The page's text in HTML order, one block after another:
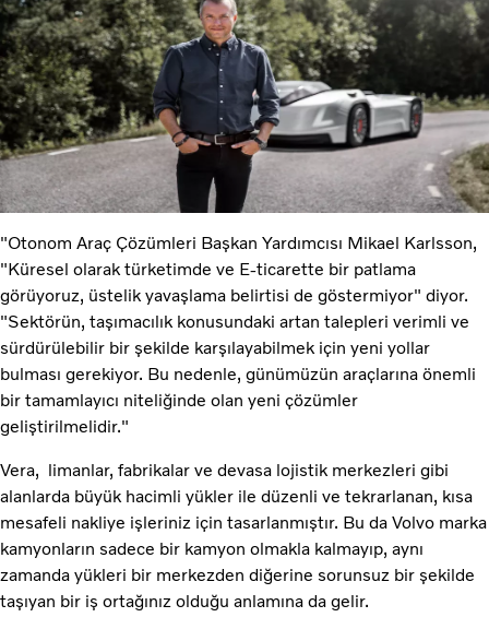
"Otonom Araç Çözümleri Başkan Yardımcısı Mikael Karlsson,
"Küresel olarak türketimde ve E-ticarette bir patlama
görüyoruz, üstelik yavaşlama belirtisi de göstermiyor" diyor.
"Sektörün, taşımacılık konusundaki artan talepleri verimli ve
sürdürülebilir bir şekilde karşılayabilmek için yeni yollar
bulması gerekiyor. Bu nedenle, günümüzün araçlarına önemli
bir tamamlayıcı niteliğinde olan yeni çözümler
geliştirilmelidir."
Vera, limanlar, fabrikalar ve devasa lojistik merkezleri gibi
alanlarda büyük hacimli yükler ile düzenli ve tekrarlanan, kısa
mesafeli nakliye işleriniz için tasarlanmıştır. Bu da Volvo marka
kamyonların sadece bir kamyon olmakla kalmayıp, aynı
zamanda yükleri bir merkezden diğerine sorunsuz bir şekilde
taşıyan bir iş ortağınız olduğu anlamına da gelir.